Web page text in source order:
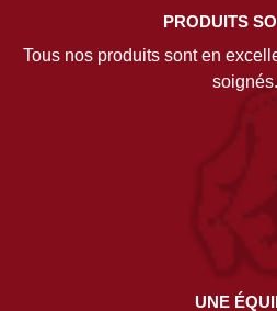
PRODUITS
Tous nos produits sont en
soignés.
UNE